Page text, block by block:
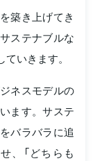
築き上げてき
ステナブルな
いきます。
ネスモデルの
ます。サステ
バラバラに追
、「どちらも